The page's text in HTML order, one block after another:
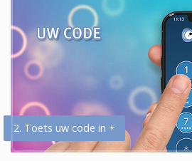
2. Toets uw code in +